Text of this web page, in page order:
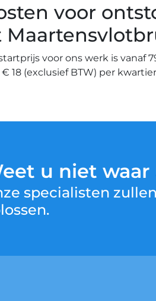
voor
voor ons werk is vanaf
€ 18 (exclusief BTW) per
u niet
specialisten